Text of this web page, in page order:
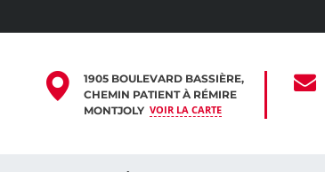
1905 BOULEVARD BASSIÈRE,
CHEMIN PATIENT À RÉMIRE
MONTJOLY VOIR LA CARTE